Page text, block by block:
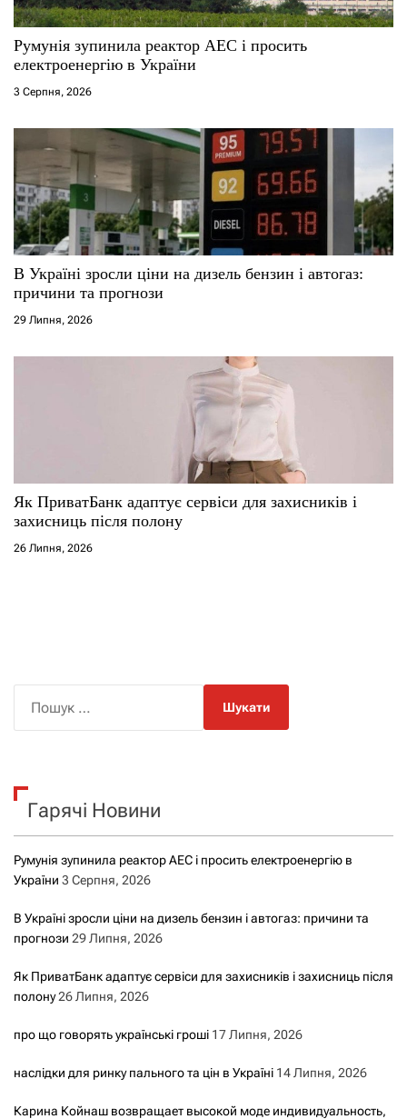
Румунія зупинила реактор АЕС і просить
електроенергію в України
3 Серпня, 2026
В Україні зросли ціни на дизель бензин і автогаз:
причини та прогнози
29 Липня, 2026
Як ПриватБанк адаптує сервіси для захисників і
захисниць після полону
26 Липня, 2026
к
Гарячі Новини
Румунія зупинила реактор АЕС і просить електроенергію в
України 3 Серпня, 2026
В Україні зросли ціни на дизель бензин і автогаз: причини та
прогнози 29 Липня, 2026
Як ПриватБанк адаптує сервіси для захисників і захисниць після
полону26 Липня, 2026
про що говорять українські гроші 17 Липня, 2026
наслідки для ринку пального та цін в Україні 14 Липня, 2026
Карина Койнаш возвращает высокой моде индивидуальность,